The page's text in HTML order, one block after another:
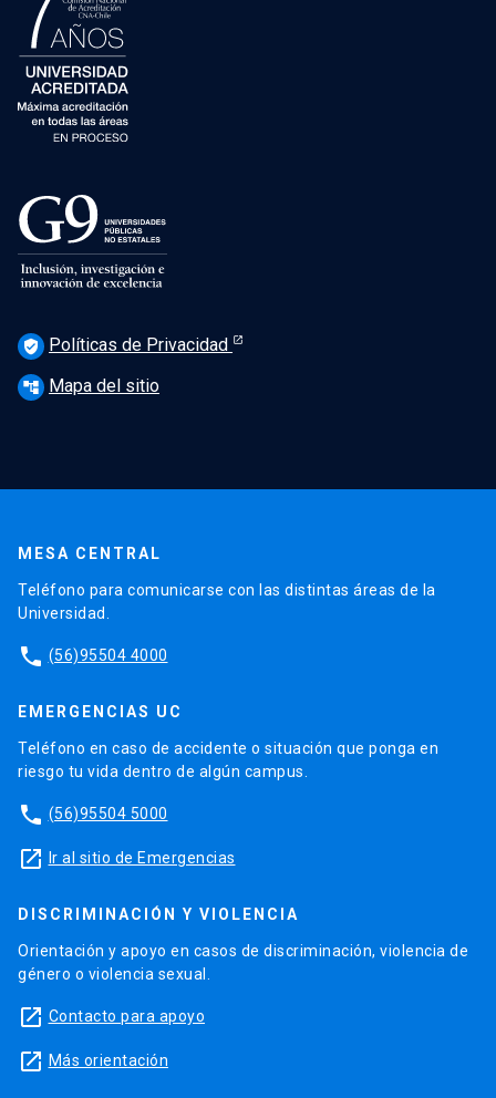
verified_user Políticas de Privacidad
account_tree Mapa del sitio
MESA CENTRAL
Teléfono para comunicarse con las distintas áreas de la
Universidad.
phone (56)95504 4000
EMERGENCIAS UC
Teléfono en caso de accidente o situación que ponga en
riesgo tu vida dentro de algún campus.
phone (56)95504 5000
launch Ir al sitio de Emergencias
DISCRIMINACIÓN Y VIOLENCIA
Orientación y apoyo en casos de discriminación, violencia de
género o violencia sexual.
launch Contacto para apoyo
launch Más orientación